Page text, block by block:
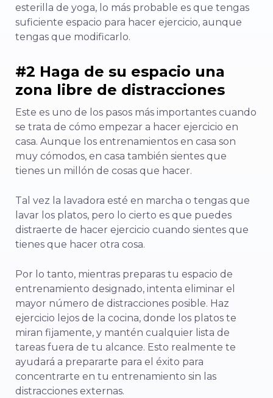
esterilla de yoga, lo más probable es que tengas
suficiente espacio para hacer ejercicio, aunque
tengas que modificarlo.
#2 Haga de su espacio una
zona libre de distracciones
Este es uno de los pasos más importantes cuando
se trata de cómo empezar a hacer ejercicio en
casa. Aunque los entrenamientos en casa son
muy cómodos, en casa también sientes que
tienes un millón de cosas que hacer.
Tal vez la lavadora esté en marcha o tengas que
lavar los platos, pero lo cierto es que puedes
distraerte de hacer ejercicio cuando sientes que
tienes que hacer otra cosa.
Por lo tanto, mientras preparas tu espacio de
entrenamiento designado, intenta eliminar el
mayor número de distracciones posible. Haz
ejercicio lejos de la cocina, donde los platos te
miran fijamente, y mantén cualquier lista de
tareas fuera de tu alcance. Esto realmente te
ayudará a prepararte para el éxito para
concentrarte en tu entrenamiento sin las
distracciones externas.